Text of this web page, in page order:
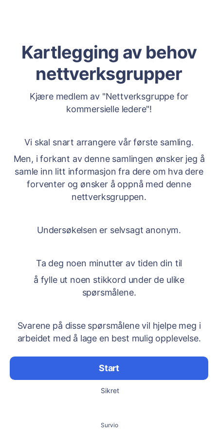
Kartlegging av behov
nettverksgrupper
Kjære medlem av "Nettverksgruppe for
kommersielle ledere"!
Vi skal snart arrangere vår første samling.
Men, i forkant av denne samlingen ønsker jeg å
samle inn litt informasjon fra dere om hva dere
forventer og ønsker å oppnå med denne
nettverksgruppen.
Undersøkelsen er selvsagt anonym.
Ta deg noen minutter av tiden din til
å fylle ut noen stikkord under de ulike
spørsmålene.
Svarene på disse spørsmålene vil hjelpe meg i
arbeidet med å lage en best mulig opplevelse.
Start
Sikret
Survio